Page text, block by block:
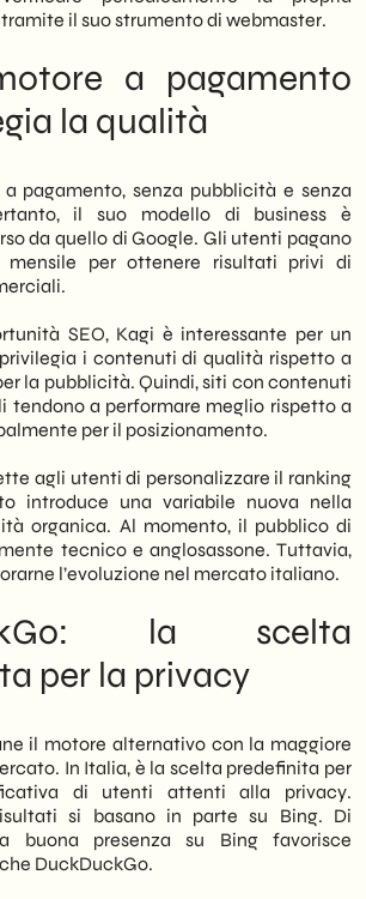
tramite il suo strumento di webmaster.
a pagamento
la qualità
pagamento, senza pubblicità e senza
il suo modello di business è
da quello di Google. Gli utenti pagano
mensile per ottenere risultati privi di
SEO, Kagi è interessante per un
i contenuti di qualità rispetto a
la pubblicità. Quindi, siti con contenuti
tendono a performare meglio rispetto a
per il posizionamento.
agli utenti di personalizzare il ranking
introduce una variabile nuova nella
organica. Al momento, il pubblico di
tecnico e anglosassone. Tuttavia,
l’evoluzione nel mercato italiano.
la scelta
per la privacy
il motore alternativo con la maggiore
In Italia, è la scelta predefinita per
di utenti attenti alla privacy.
si basano in parte su Bing. Di
buona presenza su Bing favorisce
DuckDuckGo.